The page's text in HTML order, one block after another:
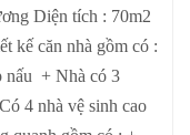
Diện tích : 70m2
kế căn nhà gồm có :
nấu + Nhà có 3
4 nhà vệ sinh cao